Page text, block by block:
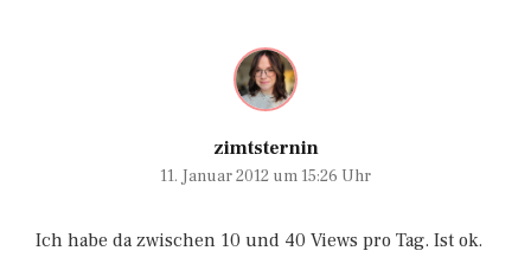
zimtsternin
11. Januar 2012 um 15:26 Uhr
Ich habe da zwischen 10 und 40 Views pro Tag. Ist ok.